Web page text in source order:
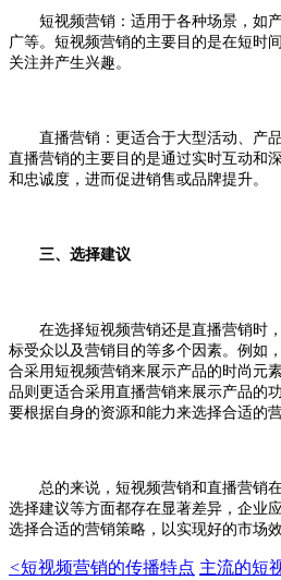
短视频营销：适用于各种场景，如产
广等。短视频营销的主要目的是在短时
关注并产生兴趣。
直播营销：更适合于大型活动、产品
直播营销的主要目的是通过实时互动和
和忠诚度，进而促进销售或品牌提升。
三、选择建议
在选择短视频营销还是直播营销时，
标受众以及营销目的等多个因素。例如
合采用短视频营销来展示产品的时尚元
品则更适合采用直播营销来展示产品的
要根据自身的资源和能力来选择合适的营
总的来说，短视频营销和直播营销在
选择建议等方面都存在显著差异，企业
选择合适的营销策略，以实现好的市场效
<短视频营销的传播特点 主流的短